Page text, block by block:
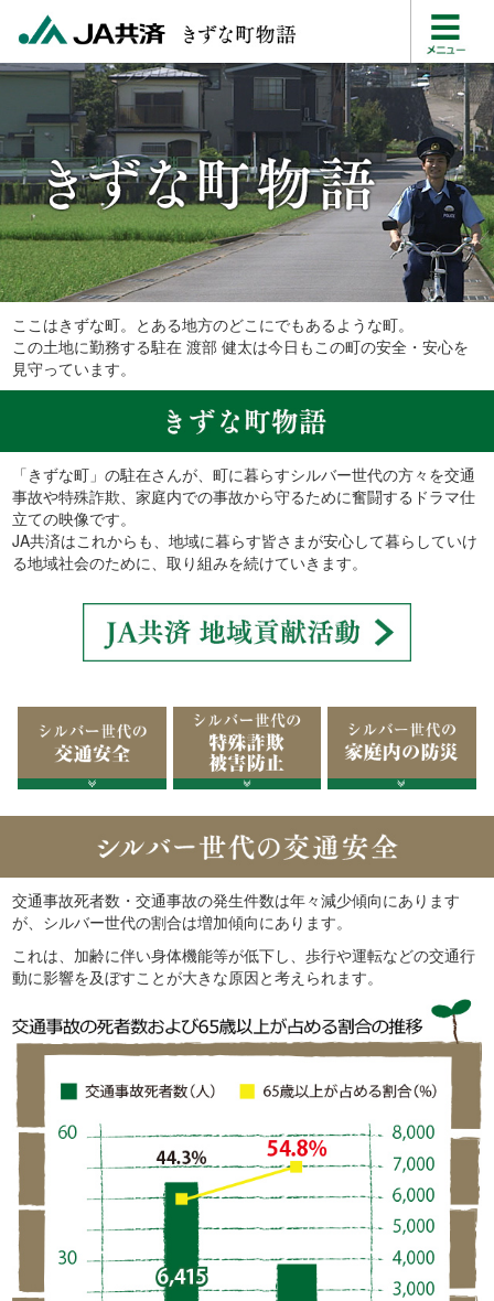
ここはきずな町。とある地方のどこにでもあるような町。
この土地に勤務する駐在 渡部 健太は今日もこの町の安全・安心を
見守っています。
「きずな町」の駐在さんが、町に暮らすシルバー世代の方々を交通
事故や特殊詐欺、家庭内での事故から守るために奮闘するドラマ仕
立ての映像です。
JA共済はこれからも、地域に暮らす皆さまが安心して暮らしていけ
る地域社会のために、取り組みを続けていきます。
交通事故死者数・交通事故の発生件数は年々減少傾向にあります
が、シルバー世代の割合は増加傾向にあります。
これは、加齢に伴い身体機能等が低下し、歩行や運転などの交通行
動に影響を及ぼすことが大きな原因と考えられます。